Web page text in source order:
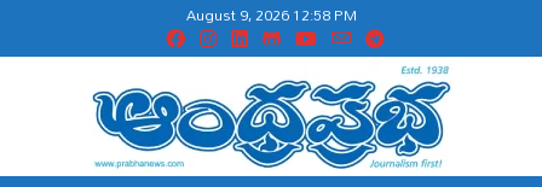
August 9, 2026 12:58 PM